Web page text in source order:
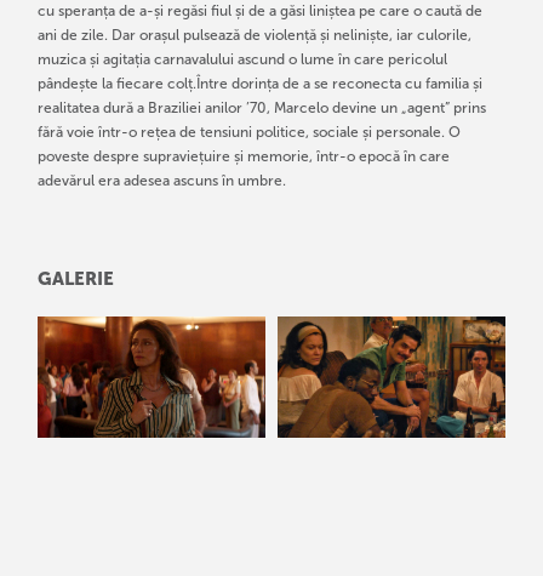
cu speranța de a-și regăsi fiul și de a găsi liniștea pe care o caută de
ani de zile. Dar orașul pulsează de violență și neliniște, iar culorile,
muzica și agitația carnavalului ascund o lume în care pericolul
pândește la fiecare colț.Între dorința de a se reconecta cu familia și
realitatea dură a Braziliei anilor ’70, Marcelo devine un „agent” prins
fără voie într-o rețea de tensiuni politice, sociale și personale. O
poveste despre supraviețuire și memorie, într-o epocă în care
adevărul era adesea ascuns în umbre.
GALERIE